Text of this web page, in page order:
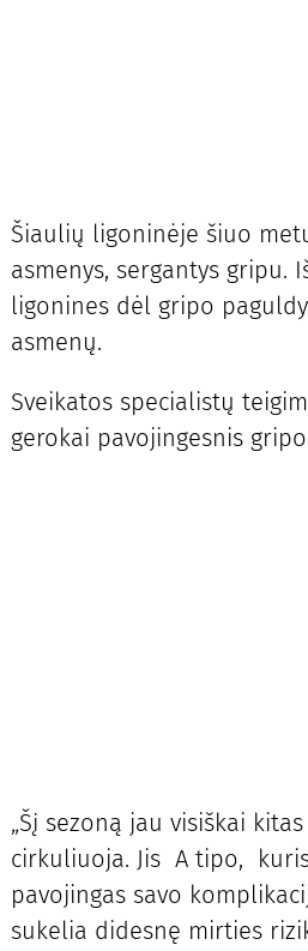
Šiaulių ligoninėje šiuo
asmenys, sergantys gripu.
ligonines dėl gripo
asmenų.
Sveikatos specialistų
gerokai pavojingesnis
„Šį sezoną jau visiškai
cirkuliuoja. Jis A tipo,
pavojingas savo
sukelia didesnę mirties